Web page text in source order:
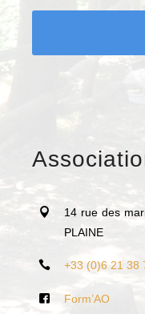
14 rue des
PLAINE
+33 (0)6 21 38
Form’AO